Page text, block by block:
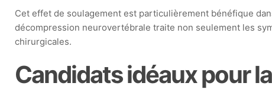
Cet effet de soulagement est particulièrement bénéfique
décompression neurovertébrale traite non seulement les
chirurgicales.
Candidats idéaux pour